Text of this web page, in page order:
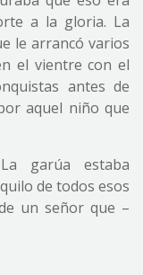
a la gloria. La
le arrancó varios
el vientre con el
antes de
aquel niño que
garúa estaba
de todos esos
un señor que –